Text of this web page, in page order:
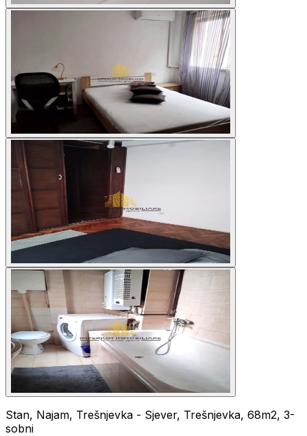
Stan, Najam, Trešnjevka - Sjever, Trešnjevka, 68m2, 3-
sobni